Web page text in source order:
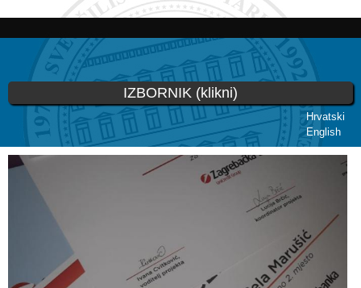
Skoči
glavni
sadržaj
Hrvatski
English
IZBORNIK (klikni)
Vi ste ovdje